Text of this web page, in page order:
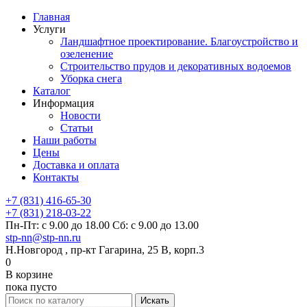
Главная
Услуги
Ландшафтное проектирование. Благоустройство и
озеленение
Строительство прудов и декоративных водоемов
Уборка снега
Каталог
Информация
Новости
Статьи
Наши работы
Цены
Доставка и оплата
Контакты
+7 (831) 416-65-30
+7 (831) 218-03-22
Пн-Пт: с 9.00 до 18.00 Сб: с 9.00 до 13.00
stp-nn@stp-nn.ru
Н.Новгород , пр-кт Гагарина, 25 В, корп.3
0
В корзине
пока пусто